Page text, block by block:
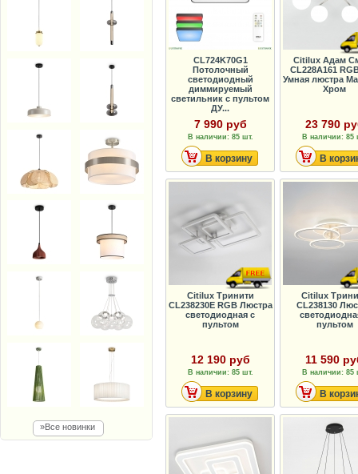
»Все новинки
CL724K70G1
Потолочный
светодиодный
диммируемый
светильник с пультом
ДУ...
7 990 руб
В наличии: 85 шт.
В корзину
Citilux Адам
CL228A161
Умная люстра
Хром
23 790
В наличии: 85
В
Citilux Тринити
CL238230E RGB Люстра
светодиодная с
пультом
12 190 руб
В наличии: 85 шт.
В корзину
Citilux
CL238130
пультом
11 590
В наличии: 85
В